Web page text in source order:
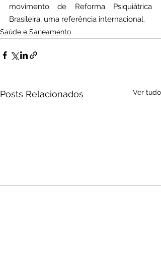
movimento de Reforma Psiquiátrica
Brasileira, uma referência internacional.
Saúde e Saneamento
Posts Relacionados Ver tudo